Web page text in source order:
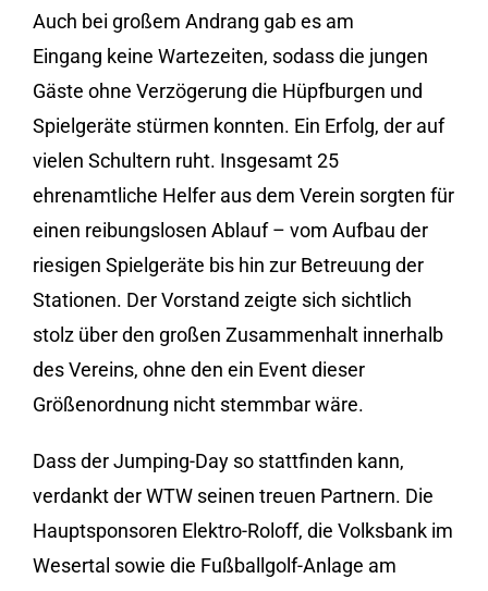
Auch bei großem Andrang gab es am
Eingang keine Wartezeiten, sodass die jungen
Gäste ohne Verzögerung die Hüpfburgen und
Spielgeräte stürmen konnten. Ein Erfolg, der auf
vielen Schultern ruht. Insgesamt 25
ehrenamtliche Helfer aus dem Verein sorgten für
einen reibungslosen Ablauf – vom Aufbau der
riesigen Spielgeräte bis hin zur Betreuung der
Stationen. Der Vorstand zeigte sich sichtlich
stolz über den großen Zusammenhalt innerhalb
des Vereins, ohne den ein Event dieser
Größenordnung nicht stemmbar wäre.
Dass der Jumping-Day so stattfinden kann,
verdankt der WTW seinen treuen Partnern. Die
Hauptsponsoren Elektro-Roloff, die Volksbank im
Wesertal sowie die Fußballgolf-Anlage am